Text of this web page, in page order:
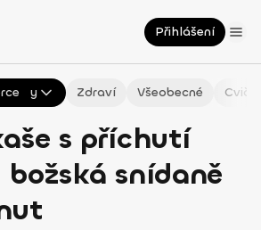
Přihlášení
Zdraví Všeobecné
s příchutí
snídaně